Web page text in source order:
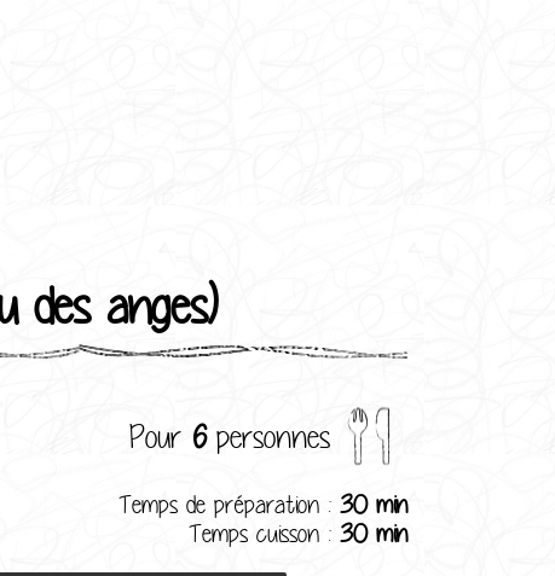
des anges)
Pour 6personnes
Temps de préparation : 30 min
Temps cuisson : 30 min